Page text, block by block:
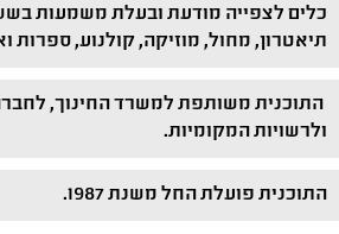
כלים לצפייה מודעת ובעלת משמעות
תיאטרון, מחול, מוזיקה, קולנוע, ספרות
התוכנית משותפת למשרד החינוך,
ולרשויות המקומיות.
התוכנית פועלת החל משנת 1987.